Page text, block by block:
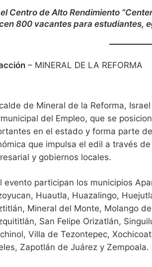
el Centro de Alto Rendimiento
800 vacantes para estudiantes,
– MINERAL DE LA REFORMA
de Mineral de la Reforma,
del Empleo, que se
en el estado y forma parte
que impulsa el edil a través
y gobiernos locales.
evento participan los municipios
Huautla, Huazalingo,
Mineral del Monte, Molango
San Felipe Orizatlán,
Villa de Tezontepec,
Zapotlán de Juárez y Zempoala.